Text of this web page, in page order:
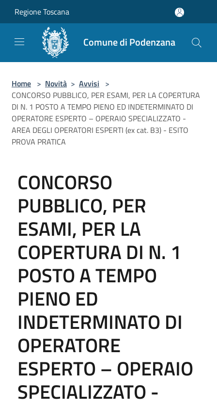
Regione Toscana
Comune di Podenzana
Home > Novità > Avvisi >
CONCORSO PUBBLICO, PER ESAMI, PER LA COPERTURA
DI N. 1 POSTO A TEMPO PIENO ED INDETERMINATO DI
OPERATORE ESPERTO – OPERAIO SPECIALIZZATO -
AREA DEGLI OPERATORI ESPERTI (ex cat. B3) - ESITO
PROVA PRATICA
CONCORSO
PUBBLICO, PER
ESAMI, PER LA
COPERTURA DI N. 1
POSTO A TEMPO
PIENO ED
INDETERMINATO DI
OPERATORE
ESPERTO – OPERAIO
SPECIALIZZATO -